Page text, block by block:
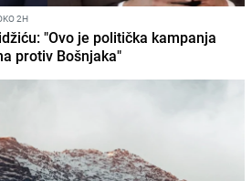
2H
"Ovo je politička kampanja
protiv Bošnjaka"